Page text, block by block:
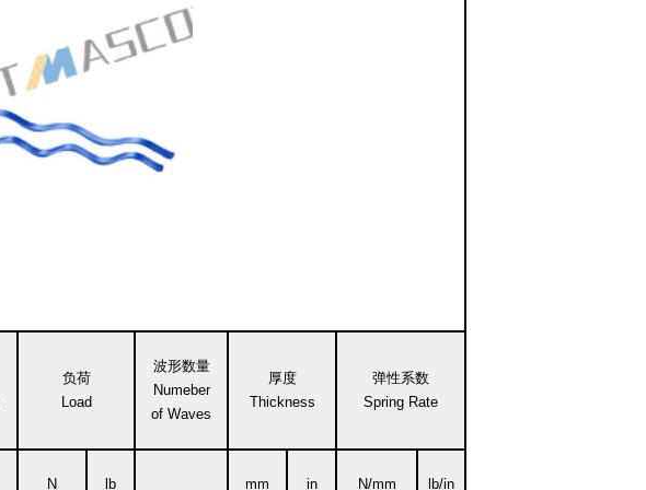
负荷
Load
波形数量
Numeber
of Waves
厚度
Thickness
弹性系数
Spring Rate
N lb mm in N/mm lb/in